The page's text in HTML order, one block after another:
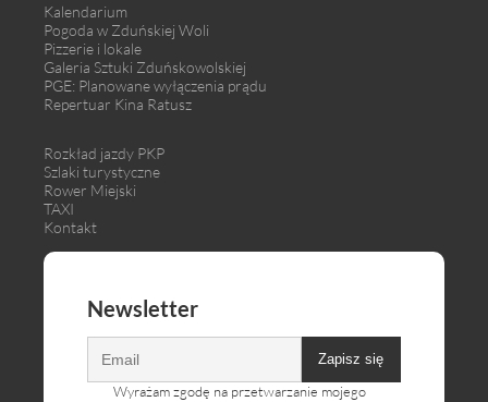
Kalendarium
Pogoda w Zduńskiej Woli
Pizzerie i lokale
Galeria Sztuki Zduńskowolskiej
PGE: Planowane wyłączenia prądu
Repertuar Kina Ratusz
Rozkład jazdy PKP
Szlaki turystyczne
Rower Miejski
TAXI
Kontakt
Newsletter
Zapisz się
Wyrażam zgodę na przetwarzanie mojego